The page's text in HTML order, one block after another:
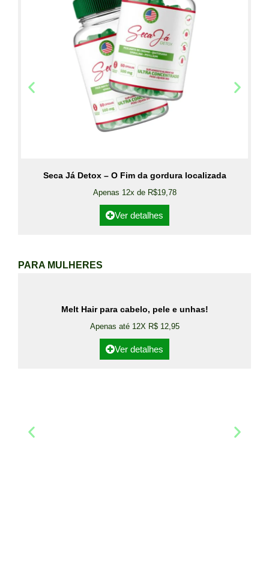
Seca Já Detox – O Fim da gordura localizada
Apenas 12x de R$19,78
Ver detalhes
PARA MULHERES
Melt Hair para cabelo, pele e unhas!
Apenas até 12X R$ 12,95
Ver detalhes